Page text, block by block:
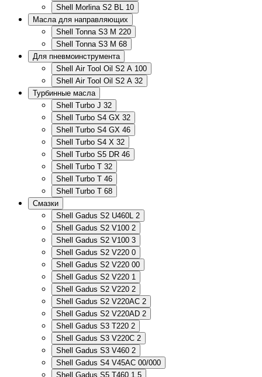
Shell Morlina S2 BL 10
Масла для направляющих
Shell Tonna S3 M 220
Shell Tonna S3 M 68
Для пневмоинструмента
Shell Air Tool Oil S2 A 100
Shell Air Tool Oil S2 A 32
Турбинные масла
Shell Turbo J 32
Shell Turbo S4 GX 32
Shell Turbo S4 GX 46
Shell Turbo S4 X 32
Shell Turbo S5 DR 46
Shell Turbo T 32
Shell Turbo T 46
Shell Turbo T 68
Смазки
Shell Gadus S2 U460L 2
Shell Gadus S2 V100 2
Shell Gadus S2 V100 3
Shell Gadus S2 V220 0
Shell Gadus S2 V220 00
Shell Gadus S2 V220 1
Shell Gadus S2 V220 2
Shell Gadus S2 V220AC 2
Shell Gadus S2 V220AD 2
Shell Gadus S3 T220 2
Shell Gadus S3 V220C 2
Shell Gadus S3 V460 2
Shell Gadus S4 V45AC 00/000
Shell Gadus S5 T460 1,5